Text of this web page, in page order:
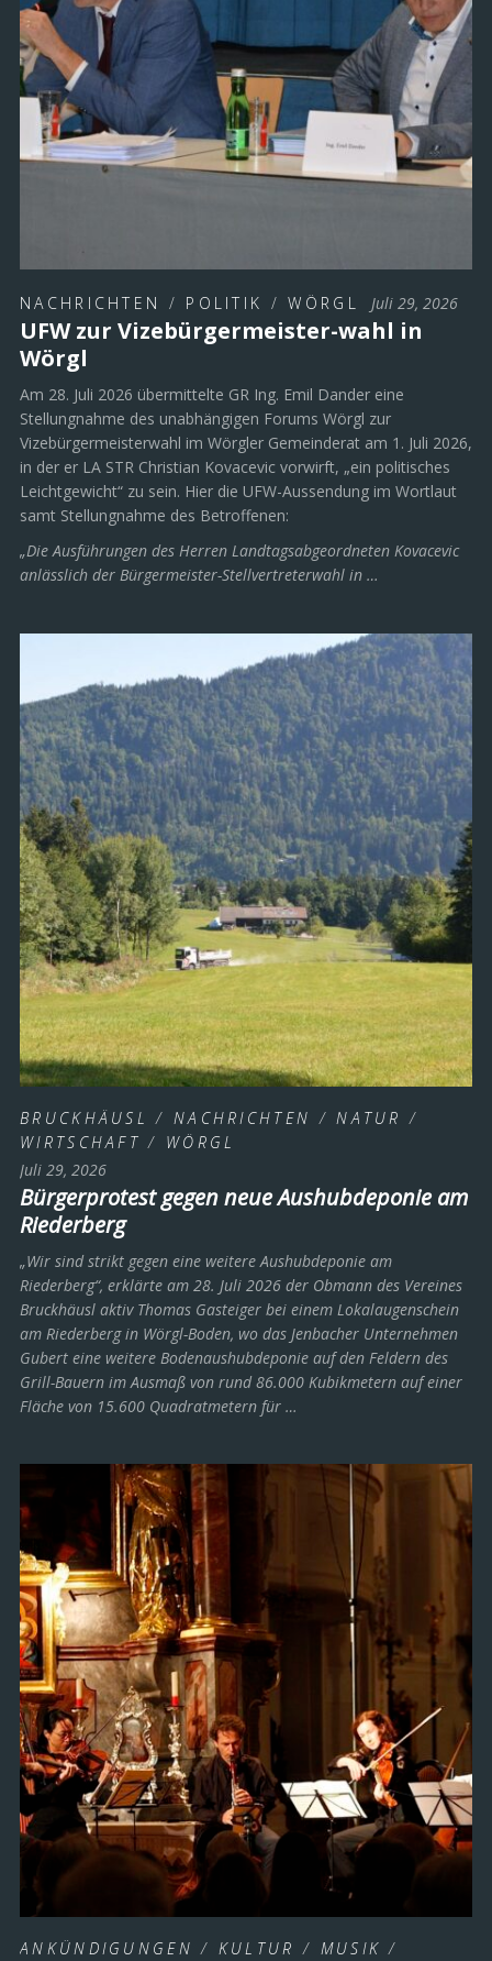
NACHRICHTEN / POLITIK /WÖRGL Juli 29, 2026
UFW zur Vizebürgermeister-wahl in
Wörgl
Am 28. Juli 2026 übermittelte GR Ing. Emil Dander eine
Stellungnahme des unabhängigen Forums Wörgl zur
Vizebürgermeisterwahl im Wörgler Gemeinderat am 1. Juli 2026,
in der er LA STR Christian Kovacevic vorwirft, „ein politisches
Leichtgewicht“ zu sein. Hier die UFW-Aussendung im Wortlaut
samt Stellungnahme des Betroffenen:
„Die Ausführungen des Herren Landtagsabgeordneten Kovacevic
anlässlich der Bürgermeister-Stellvertreterwahl in …
BRUCKHÄUSL / NACHRICHTEN /NATUR /
WIRTSCHAFT / WÖRGL
Juli 29, 2026
Bürgerprotest gegen neue Aushubdeponie am
Riederberg
„Wir sind strikt gegen eine weitere Aushubdeponie am
Riederberg“, erklärte am 28. Juli 2026 der Obmann des Vereines
Bruckhäusl aktiv Thomas Gasteiger bei einem Lokalaugenschein
am Riederberg in Wörgl-Boden, wo das Jenbacher Unternehmen
Gubert eine weitere Bodenaushubdeponie auf den Feldern des
Grill-Bauern im Ausmaß von rund 86.000 Kubikmetern auf einer
Fläche von 15.600 Quadratmetern für …
ANKÜNDIGUNGEN / KULTUR / MUSIK /